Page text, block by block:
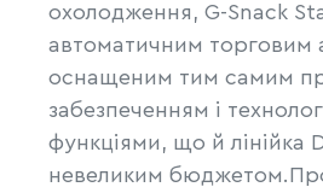
охолодження, G-Snack
автоматичним торговим
оснащеним тим самим
забезпеченням і
функціями, що й лінійка
невеликим